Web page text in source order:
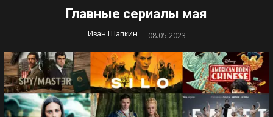
Главные сериалы мая
Иван Шапкин - 08.05.2023